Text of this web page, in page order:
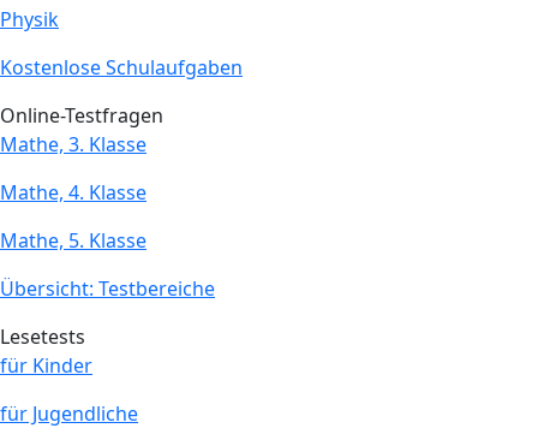
Physik
Kostenlose Schulaufgaben
Online-Testfragen
Mathe, 3. Klasse
Mathe, 4. Klasse
Mathe, 5. Klasse
Übersicht: Testbereiche
Lesetests
für Kinder
für Jugendliche